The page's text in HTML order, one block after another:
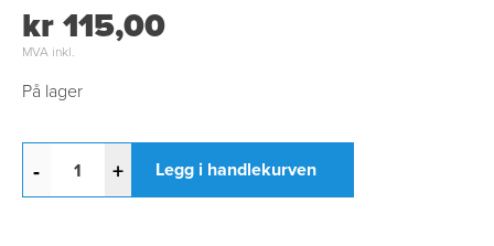
kr 115,00
MVA inkl.
På lager
- + Legg i handlekurven